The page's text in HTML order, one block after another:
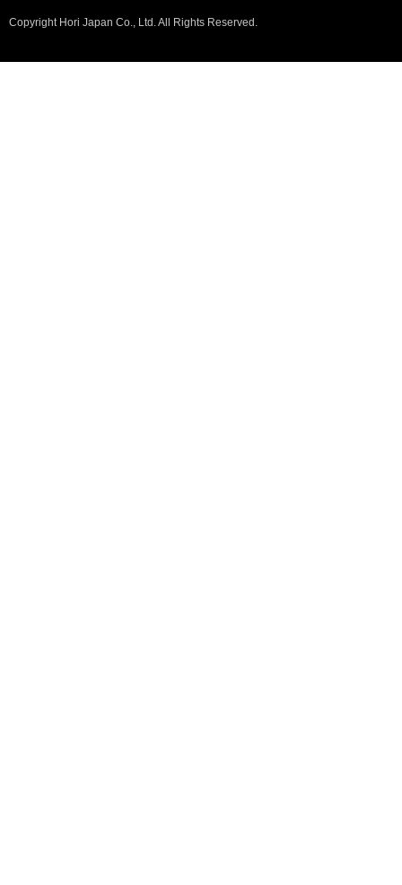
Copyright Hori Japan Co., Ltd. All Rights Reserved.